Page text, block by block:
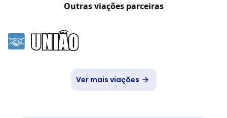
Outras viações parceiras
Ver mais viações